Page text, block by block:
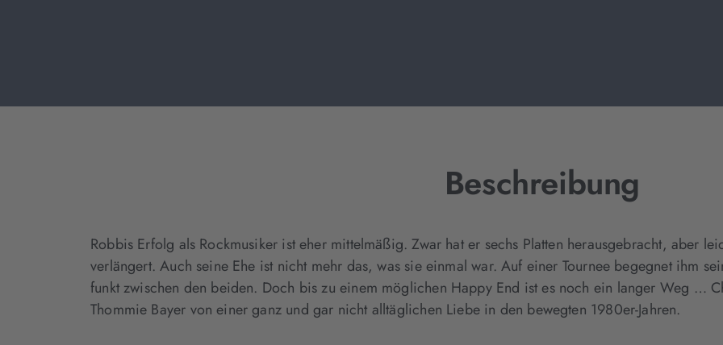
Beschreibung
Robbis Erfolg als Rockmusiker ist eher mittelmäßig. Zwar hat er sechs Platten herausgebracht, aber
verlängert. Auch seine Ehe ist nicht mehr das, was sie einmal war. Auf einer Tournee begegnet ihm
funkt zwischen den beiden. Doch bis zu einem möglichen Happy End ist es noch ein langer Weg …
Thommie Bayer von einer ganz und gar nicht alltäglichen Liebe in den bewegten 1980er-Jahren.